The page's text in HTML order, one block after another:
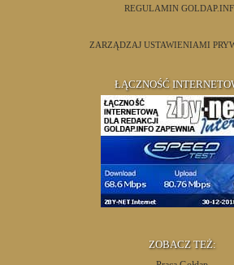
REGULAMIN
ZARZĄDZAJ USTAWIENIAMI
ŁĄCZNOŚĆ
ZOBACZ TEŻ: